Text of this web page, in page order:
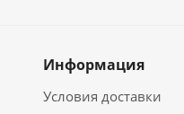
Информация
Условия доставки